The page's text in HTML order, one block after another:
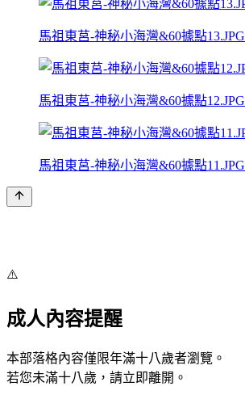
馬祖東莒-神秘小海灣&60據點13.JPG
馬祖東莒-神秘小海灣&60據點12.JPG
馬祖東莒-神秘小海灣&60據點11.JPG
⚠️
成人內容提醒
本部落格內容僅限年滿十八歲者瀏覽。
若您未滿十八歲，請立即離開。